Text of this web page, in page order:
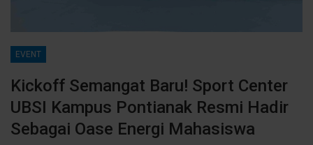
EVENT
Kickoff Semangat Baru! Sport Center
UBSI Kampus Pontianak Resmi Hadir
Sebagai Oase Energi Mahasiswa